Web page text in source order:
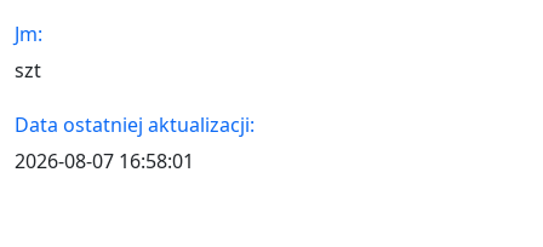
Jm:
szt
Data ostatniej aktualizacji:
2026-08-07 16:58:01